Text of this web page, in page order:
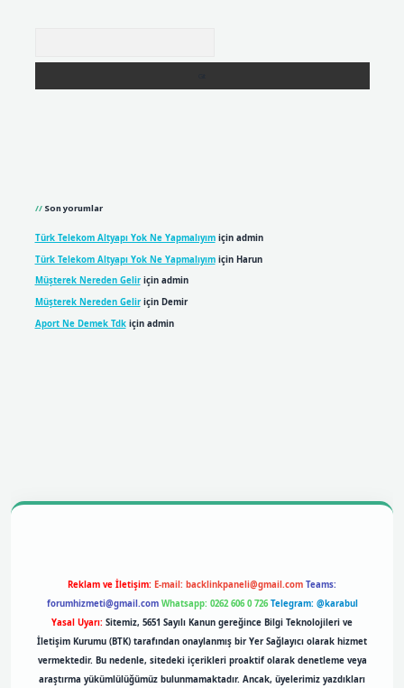
Son yorumlar
Türk Telekom Altyapı Yok Ne Yapmalıyımiçin admin
Türk Telekom Altyapı Yok Ne Yapmalıyımiçin Harun
Müşterek Nereden Geliriçin admin
Müşterek Nereden Geliriçin Demir
Aport Ne Demek Tdkiçin admin
Reklam ve İletişim: E-mail: backlinkpaneli@gmail.com Teams:
forumhizmeti@gmail.com Whatsapp: 0262 606 0 726 Telegram: @karabul
Yasal Uyarı: Sitemiz, 5651 Sayılı Kanun gereğince Bilgi Teknolojileri ve
İletişim Kurumu (BTK) tarafından onaylanmış bir Yer Sağlayıcı olarak hizmet
vermektedir. Bu nedenle, sitedeki içerikleri proaktif olarak denetleme veya
araştırma yükümlülüğümüz bulunmamaktadır. Ancak, üyelerimiz yazdıkları